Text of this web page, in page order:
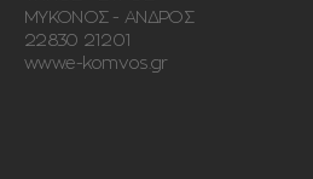
ΜΥΚΟΝΟΣ - ΑΝΔΡΟΣ
22830 21201
www.e-komvos.gr